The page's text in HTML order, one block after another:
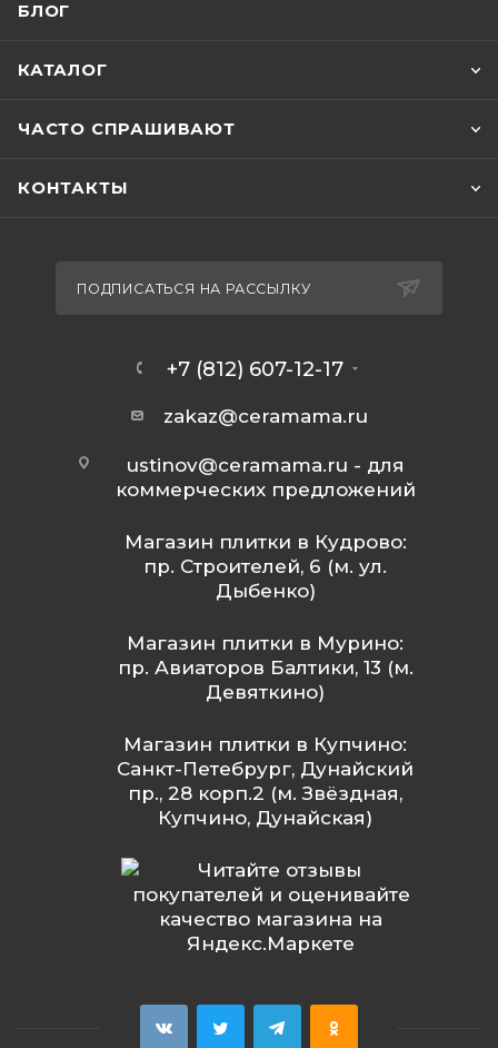
БЛОГ
КАТАЛОГ
ЧАСТО СПРАШИВАЮТ
КОНТАКТЫ
ПОДПИСАТЬСЯ НА РАССЫЛКУ
+7 (812) 607-12-17
zakaz@ceramama.ru
ustinov@ceramama.ru - для
коммерческих предложений
Магазин плитки в Кудрово:
пр. Строителей, 6 (м. ул.
Дыбенко)
Магазин плитки в Мурино:
пр. Авиаторов Балтики, 13 (м.
Девяткино)
Магазин плитки в Купчино:
Санкт-Петебрург, Дунайский
пр., 28 корп.2 (м. Звёздная,
Купчино, Дунайская)